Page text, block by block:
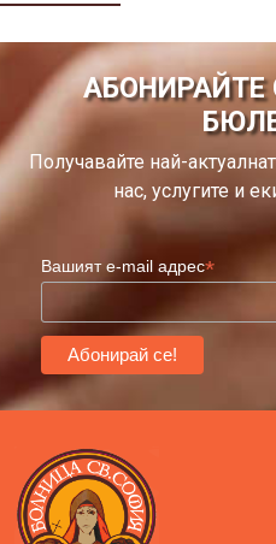
АБОНИРАЙТЕ
Получавайте най-
нас, услугите и
Вашият e-mail адрес*